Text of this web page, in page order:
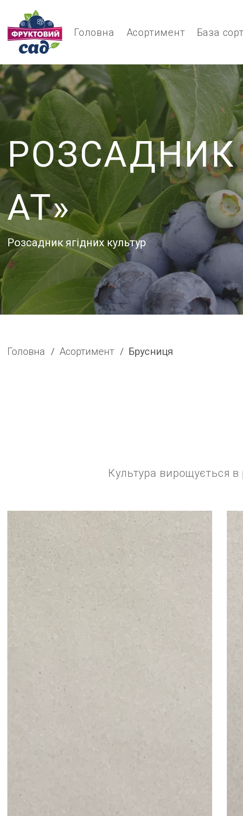
Головна Асортимент База
АТ»
Розсадник ягідних культур
Головна Асортимент Брусниця
Культура вирощується